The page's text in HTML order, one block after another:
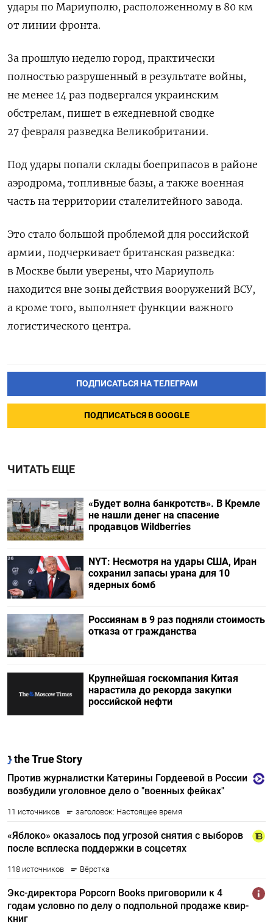
удары по Мариуполю, расположенному в 80 км
от линии фронта.
За прошлую неделю город, практически
полностью разрушенный в результате войны,
не менее 14 раз подвергался украинским
обстрелам, пишет в ежедневной сводке
27 февраля разведка Великобритании.
Под удары попали склады боеприпасов в районе
аэродрома, топливные базы, а также военная
часть на территории сталелитейного завода.
Это стало большой проблемой для российской
армии, подчеркивает британская разведка:
в Москве были уверены, что Мариуполь
находится вне зоны действия вооружений ВСУ,
а кроме того, выполняет функции важного
логистического центра.
ПОДПИСАТЬСЯ НА ТЕЛЕГРАМ
ПОДПИСАТЬСЯ В GOOGLE
ЧИТАТЬ ЕЩЕ
«Будет волна банкротств». В Кремле
не нашли денег на спасение
продавцов Wildberries
NYT: Несмотря на удары США, Иран
сохранил запасы урана для 10
ядерных бомб
Россиянам в 9 раз подняли стоимость
отказа от гражданства
Крупнейшая госкомпания Китая
нарастила до рекорда закупки
российской нефти